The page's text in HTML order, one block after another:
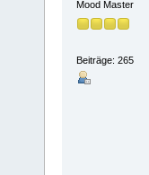
Mood Master
Beiträge: 265